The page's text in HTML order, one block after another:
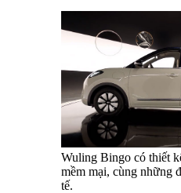
Wuling Bingo có thiết
mềm mại, cùng những
tế.